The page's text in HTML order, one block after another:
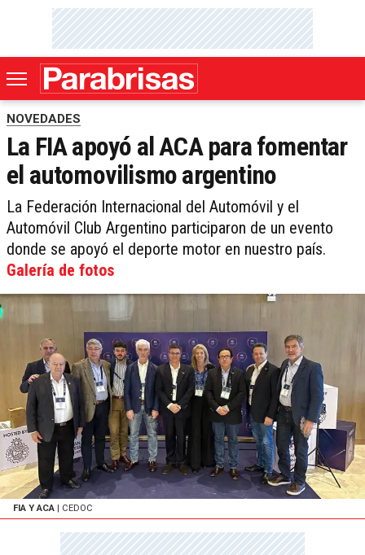
NOVEDADES
La FIA apoyó al ACA para fomentar
el automovilismo argentino
La Federación Internacional del Automóvil y el
Automóvil Club Argentino participaron de un evento
donde se apoyó el deporte motor en nuestro país.
Galería de fotos
FIA Y ACA | CEDOC